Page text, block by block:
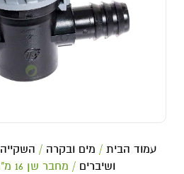
עמוד הבית / מים ובקרה / השקייה
ושיברים / מחבר שן 16 מ"מ ישר עם ברז